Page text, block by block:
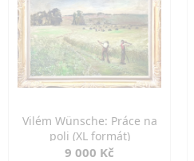
Vilém Wünsche: Práce na
poli (XL formát)
9 000 Kč